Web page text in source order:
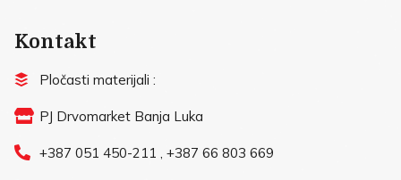
Kontakt
Pločasti materijali :
PJ Drvomarket Banja Luka
+387 051 450-211 , +387 66 803 669